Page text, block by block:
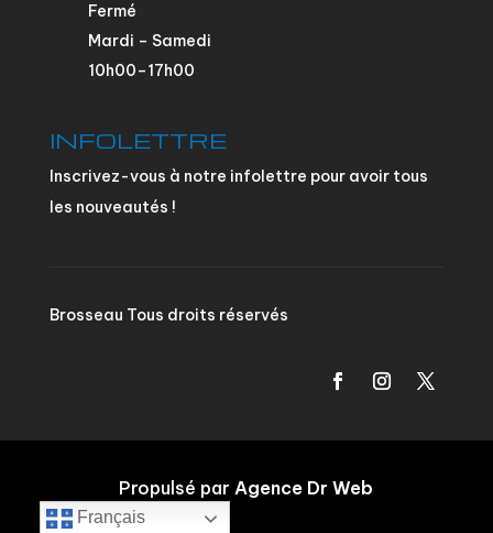
Fermé
Mardi – Samedi
10h00–17h00
INFOLETTRE
Inscrivez-vous à notre infolettre pour avoir tous
les nouveautés !
Brosseau Tous droits réservés
Propulsé parAgence Dr Web
Français